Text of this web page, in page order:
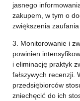
jasnego
zakupem, w tym o
zwiększenia
3. Monitorowanie i
powinien
i eliminację praktyk
fałszywych recenzji.
przedsiębiorców
zniechęcić do ich